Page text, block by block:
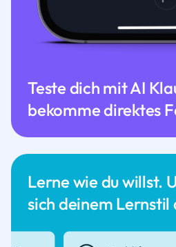
Lerne wie du willst.
sich deinem Lernstil
Teste dich mit AI
bekomme direktes